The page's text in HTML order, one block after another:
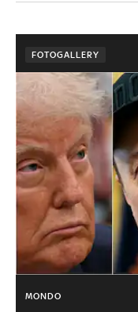
FOTOGALLERY
MONDO